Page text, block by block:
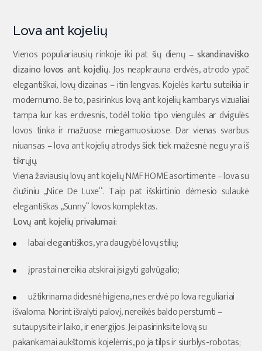
Lova ant kojelių
Vienos populiariausių rinkoje iki pat šių dienų –skandinaviško
dizaino lovos ant kojelių. Jos neapkrauna erdvės, atrodo ypač
elegantiškai, lovų dizainas – itin lengvas. Kojelės kartu suteikia ir
modernumo. Be to, pasirinkus lovą ant kojelių kambarys vizualiai
tampa kur kas erdvesnis, todėl tokio tipo viengulės ar dvigulės
lovos tinka ir mažuose miegamuosiuose. Dar vienas svarbus
niuansas – lova ant kojelių atrodys šiek tiek mažesnė negu yra iš
tikrųjų.
Viena žaviausių lovų ant kojelių NMF HOME asortimente – lova su
čiužiniu „Nice De Luxe“. Taip pat išskirtinio dėmesio sulaukė
elegantiškas „Sunny“ lovos komplektas.
Lovų ant kojelių privalumai:
labai elegantiškos, yra daugybė lovų stilių;
įprastai nereikia atskirai įsigyti galvūgalio;
užtikrinama didesnė higiena, nes erdvė po lova reguliariai
išvaloma. Norint išvalyti palovį, nereikės baldo perstumti –
sutaupysite ir laiko, ir energijos. Jei pasirinksite lovą su
pakankamai aukštomis kojelėmis, po ja tilps ir siurblys-robotas;